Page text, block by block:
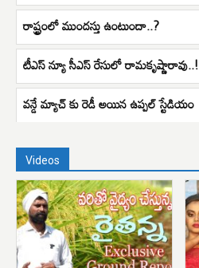
రాష్ట్రంలో ముందస్తు ఉంటుందా..?
టీఎస్ న్యూ సీఎస్ రేసులో రామకృష్ణారావు..!
వన్డే మ్యాచ్ కు రెడీ అయిన ఉప్పల్ స్టేడియం
Videos